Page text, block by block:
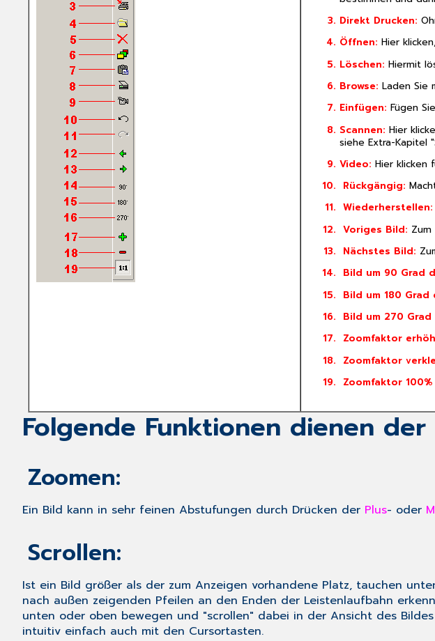
Direkt Drucken:
Öffnen: Hier
Löschen: Hiermit
Browse: Laden Sie
Einfügen: Fügen
Scannen: Hier
siehe Extra-Kapitel
Video: Hier klicken
Rückgängig:
Wiederherstellen:
Voriges Bild:
Nächstes Bild:
Bild um 90 Grad
Bild um 180 Grad
Bild um 270
Zoomfaktor
Zoomfaktor
Zoomfaktor 100%
Folgende Funktionen dienen
Zoomen:
Ein Bild kann in sehr feinen Abstufungen durch Drücken der Plus- oder
Scrollen:
Ist ein Bild größer als der zum Anzeigen vorhandene Platz, tauchen
nach außen zeigenden Pfeilen an den Enden der Leistenlaufbahn
unten oder oben bewegen und "scrollen" dabei in der Ansicht des
intuitiv einfach auch mit den Cursortasten.